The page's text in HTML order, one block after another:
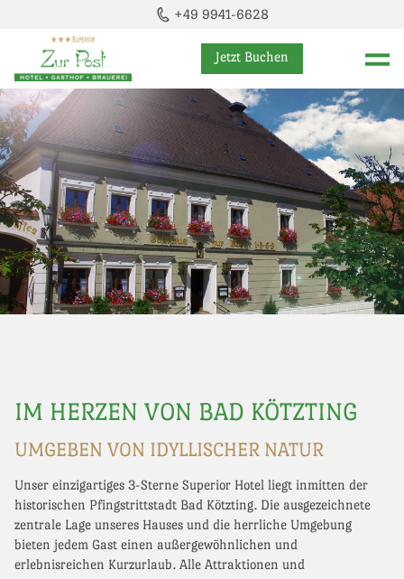
+49 9941-6628
Jetzt Buchen
IM HERZEN VON BAD KÖTZTING
UMGEBEN VON IDYLLISCHER NATUR
Unser einzigartiges 3-Sterne Superior Hotel liegt inmitten der
historischen Pfingstrittstadt Bad Kötzting. Die ausgezeichnete
zentrale Lage unseres Hauses und die herrliche Umgebung
bieten jedem Gast einen außergewöhnlichen und
erlebnisreichen Kurzurlaub. Alle Attraktionen und